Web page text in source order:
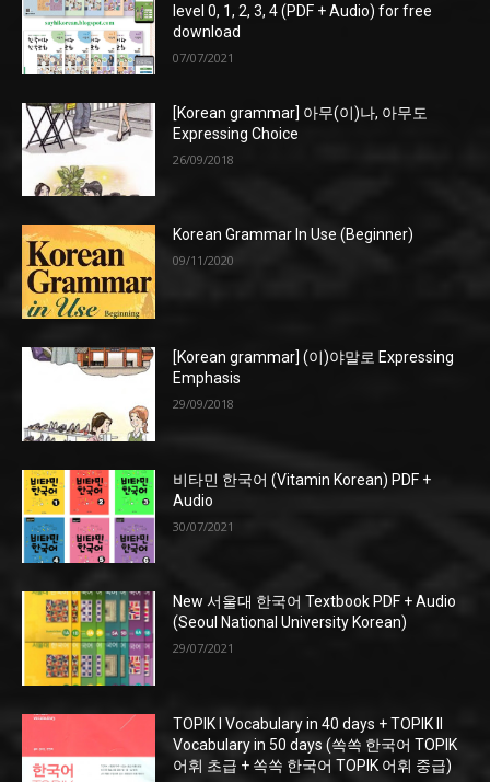
level 0, 1, 2, 3, 4 (PDF + Audio) for free
download
07/07/2021
[Korean grammar] 아무(이)나, 아무도
Expressing Choice
26/09/2018
Korean Grammar In Use (Beginner)
09/11/2020
[Korean grammar] (이)야말로 Expressing
Emphasis
29/09/2018
비타민 한국어 (Vitamin Korean) PDF +
Audio
30/07/2021
New 서울대 한국어 Textbook PDF + Audio
(Seoul National University Korean)
29/07/2021
TOPIK I Vocabulary in 40 days + TOPIK II
Vocabulary in 50 days (쏙쏙 한국어 TOPIK
어휘 초급 + 쏙쏙 한국어 TOPIK 어휘 중급)